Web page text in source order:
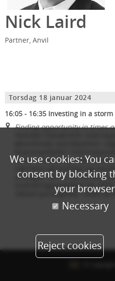
Nick Laird
Partner, Anvil
Torsdag 18 januar 2024
16:05 - 16:35 Investing in a storm
Finding opportunity in times
deres tilnærming til de
nærmere på hvordan og
strategier blir en av de
investeringstrendene for 2024.
Debatt (på engelsk) - ledes av
We use cookies: You
consent by blocking
your
Necessary
Reject cookies